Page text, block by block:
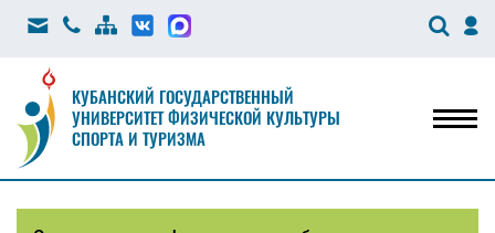
КУБАНСКИЙ ГОСУДАРСТВЕННЫЙ
УНИВЕРСИТЕТ ФИЗИЧЕСКОЙ КУЛЬТУРЫ
СПОРТА И ТУРИЗМА